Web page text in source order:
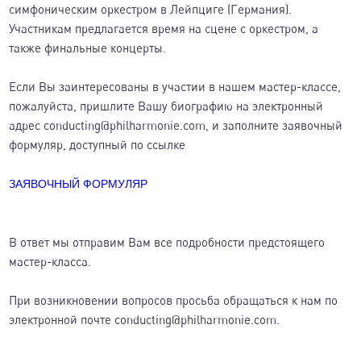
симфоническим оркестром в Лейпциге (Германия).
Участникам предлагается время на сцене с оркестром, а
также финальные концерты.
Если Вы заинтересованы в участии в нашем мастер-классе,
пожалуйста, пришлите Вашу биографию на электронный
адрес conducting@philharmonie.com, и заполните заявочный
формуляр, доступный по ссылке
ЗАЯВОЧНЫЙ ФОРМУЛЯР
В ответ мы отправим Вам все подробности предстоящего
мастер-класса.
При возникновении вопросов просьба обращаться к нам по
электронной почте conducting@philharmonie.com.